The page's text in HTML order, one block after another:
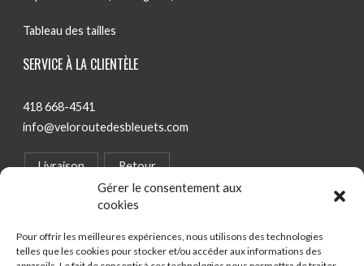
Gérer le consentement aux
cookies
Pour offrir les meilleures expériences, nous utilisons des technologies
telles que les cookies pour stocker et/ou accéder aux informations des
Tableau des tailles
SERVICE À LA CLIENTÈLE
418 668-4541
info@veloroutedesbleuets.com
Livraison Retour
Politique de confidentialité
SUIVEZ-NOUS